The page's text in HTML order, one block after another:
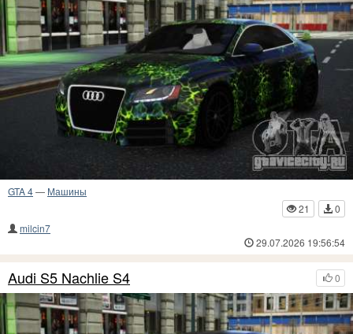
GTA 4— Машины
21
0
milcin7
29.07.2026 19:56:54
0
Audi S5 Nachlie S4